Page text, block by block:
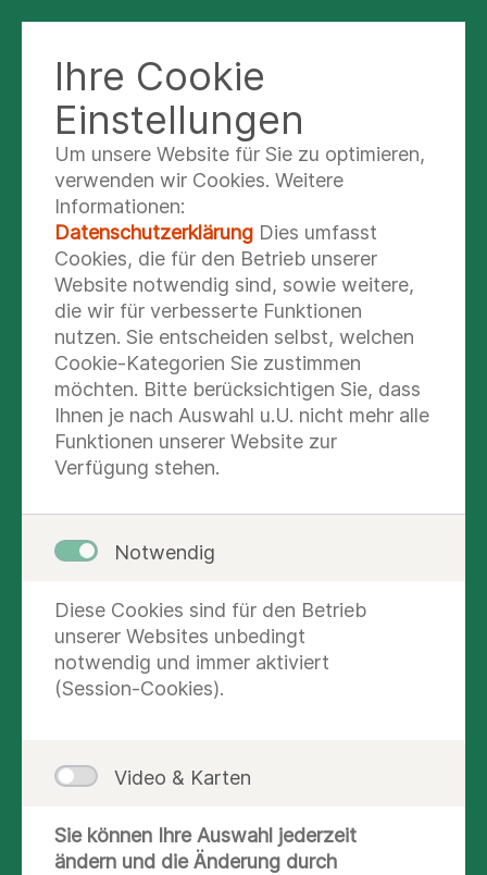
Sandra Buchberger
Personalabteilung
Nachricht schreiben
Ihre Cookie
Einstellungen
Um unsere Website für Sie zu optimieren,
verwenden wir Cookies. Weitere
Informationen:
Datenschutzerklärung Dies umfasst
Cookies, die für den Betrieb unserer
Website notwendig sind, sowie weitere,
die wir für verbesserte Funktionen
nutzen. Sie entscheiden selbst, welchen
Cookie-Kategorien Sie zustimmen
möchten. Bitte berücksichtigen Sie, dass
Ihnen je nach Auswahl u.U. nicht mehr alle
Funktionen unserer Website zur
Verfügung stehen.
Notwendig
Diese Cookies sind für den Betrieb
unserer Websites unbedingt
notwendig und immer aktiviert
(Session-Cookies).
Video & Karten
Sie können Ihre Auswahl jederzeit
ändern und die Änderung durch